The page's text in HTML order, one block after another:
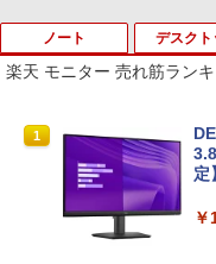
￥
【
ET
by
富士
ウ
薬屋
ンガ
異世
エー
ノート
1
【
デ
語
デスクト
1
B
楽天 モニター 売れ筋ラン
1
定